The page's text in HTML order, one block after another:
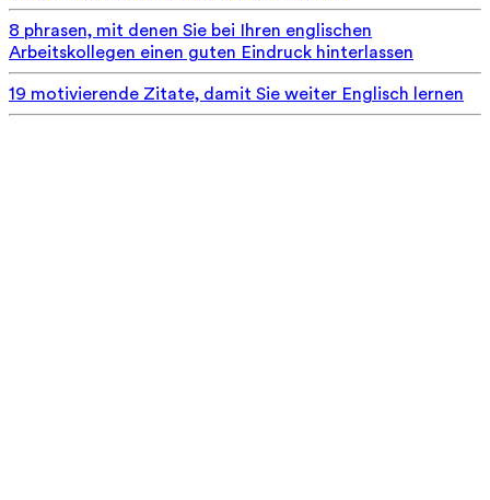
8 phrasen, mit denen Sie bei Ihren englischen
Arbeitskollegen einen guten Eindruck hinterlassen
19 motivierende Zitate, damit Sie weiter Englisch lernen